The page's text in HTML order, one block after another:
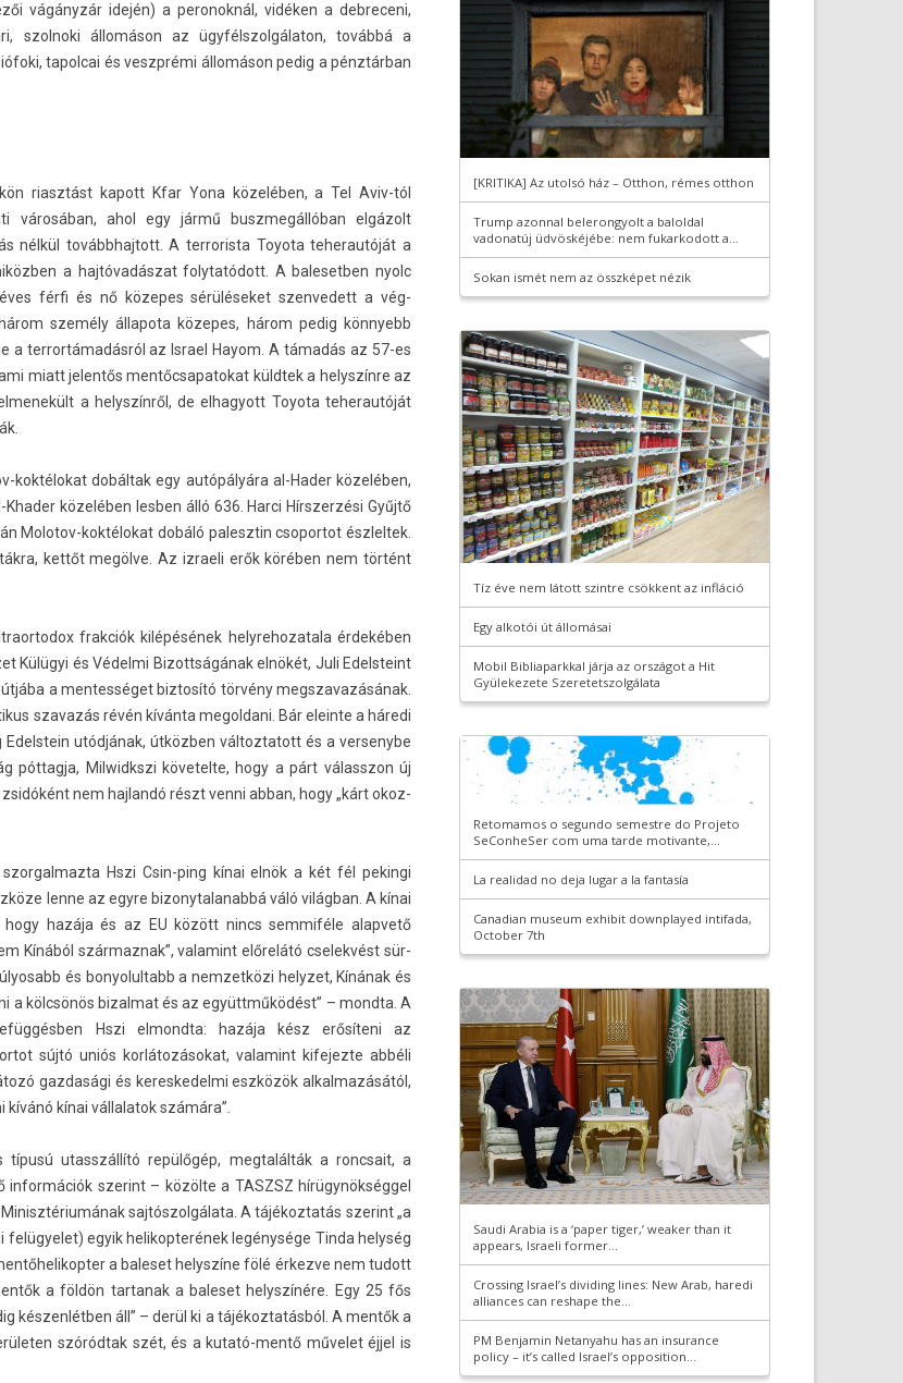
vágányzár idején) a per­onok­nál, vidéken a de­breceni,
szol­noki állomáson az ügyfélszol­gálaton, továbbá a
tapol­cai és veszprémi állomáson pedig a pénztárban
riasztást kapott Kfar Yona közelében, a Tel Aviv-tól
városában, ahol egy jármű buszmegál­lóban elgázolt
nélkül továbbhaj­tott. A ter­roris­ta Toyota teherautóját a
a hajtóvadászat folytatódott. A balesetb­en nyolc
férfi és nő közepes sérüléseket szen­vedett a vég­
személy állapota közepes, három pedig kön­nyebb
a ter­rortámadás­ról az Is­rael Hayom. A támadás az 57-es
miatt jelen­tős men­tőcsapatokat küldtek a helys­zínre az
a helys­zínről, de el­hagyott Toyota teherautóját
koktélokat dobáltak egy autópályára al-Hader közelében,
közelében lesb­en álló 636. Harci Hírszer­zési Gyűjtő
Molotov-koktélokat dobáló palesztin csopor­tot észlel­tek.
kettőt megölve. Az iz­raeli erők körében nem történt
frak­ciók kilépésének helyrehozatala érdekében
Külügyi és Védelmi Bi­zottságának elnökét, Juli Edelsteint
a men­tességet bi­ztosító törvény megszavazásának.
szavazás révén kívánta megol­dani. Bár elein­te a háredi
utódjának, útközben vál­toztatott és a ver­senybe
pót­tagja, Mil­widkszi követel­te, hogy a párt válasszon új
nem haj­landó részt venni abban, hogy „kárt okoz­
Hszi Csin-ping kínai elnök a két fél pekin­gi
lenne az egyre bi­zonytalanabbá váló világban. A kínai
hazája és az EU között nincs sem­miféle al­ap­vető
Kínából szár­maznak”, valamint előrelátó cselek­vést sür­
és bonyolul­tabb a nem­zetközi helyzet, Kínának és
a kölcsönös bi­zal­mat és az együttműködést” – mondta. A
Hszi el­mondta: hazája kész erősíteni az
sújtó uniós korlátozásokat, valamint kifejez­te abbéli
gaz­dasági és keres­kedel­mi eszközök al­kal­mazásától,
kínai vál­lalatok számára”.
utasszál­lító repülőgép, meg­talál­ták a roncsait, a
szerint – közölte a TASZSZ hírügynökséggel
sajtószolgálata. A tájékoz­tatás szerint „a
egyik helikop­terének legénysége Tinda helység
a baleset helys­zíne fölé érkez­ve nem tudott
a földön tar­tanak a baleset helys­zínére. Egy 25 fős
készenlétben áll” – derül ki a tájékoz­tatás­ból. A mentők a
szóródtak szét, és a kutató-mentő művelet éjjel is